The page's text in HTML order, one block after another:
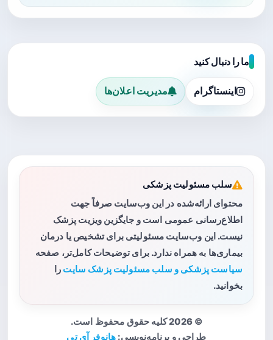
ما را دنبال کنید
اینستاگرام مدیریت اعلان‌ها
سلب مسئولیت پزشکی
محتوای ارائه‌شده در این وب‌سایت صرفاً جهت
اطلاع‌رسانی عمومی است و جایگزین ویزیت پزشک
نیست. این وب‌سایت مسئولیتی برای تشخیص یا درمان
بیماری‌ها به همراه ندارد. برای توضیحات کامل‌تر، صفحه
سیاست پزشکی و سلب مسئولیت پزشک سایت را
بخوانید.
© 2026 کلیه حقوق محفوظ است.
طراحی و برنامه‌نویسی: هانوفر آی تی